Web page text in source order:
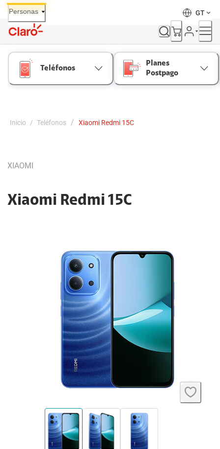
Skip
Content
Personas GT
Teléfonos
Planes
Postpago
Inicio / Teléfonos / Xiaomi Redmi 15C
XIAOMI
Xiaomi Redmi 15C